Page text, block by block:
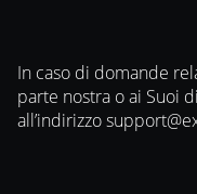
In caso di domande
parte nostra o ai Suoi
all’indirizzo